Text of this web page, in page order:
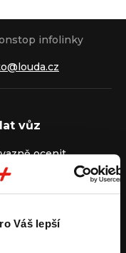
Váš lepší
infolinky
vůz
ocenit
výkupu vozu